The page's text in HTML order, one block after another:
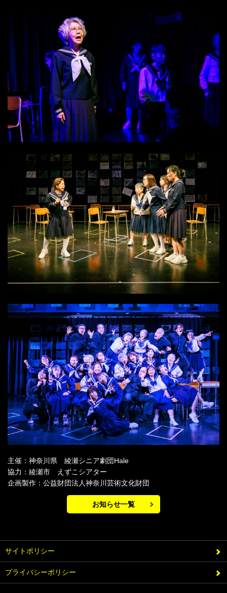
主催：神奈川県 綾瀬シニア劇団Hale
協力：綾瀬市 えずこシアター
企画製作：公益財団法人神奈川芸術文化財団
お知らせ一覧
サイトポリシー
プライバシーポリシー